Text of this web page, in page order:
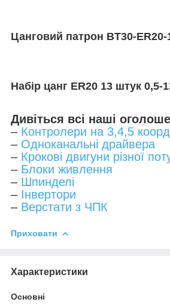
Цанговий патрон BT30-ER20-
Набір цанг ER20 13 штук 0,5-
Дивіться всі наші
– Контролери на 3,4,5
– Одноканальні драйвера
– Крокові двигуни різної
– Блоки живлення
– Шпинделі
– Інвертори
– Верстати з ЧПК
Приховати
Характеристики
Основні